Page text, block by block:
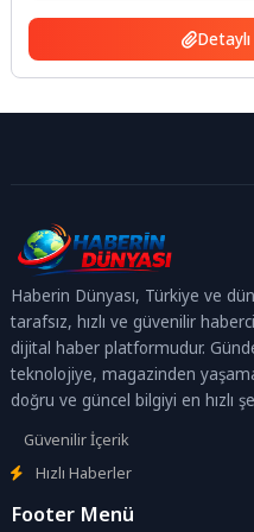
Haberin Dünyası, Türkiye ve
tarafsız, hızlı ve güvenilir
dijital haber platformudur.
teknolojiye, magazinden
doğru ve güncel bilgiyi en hızlı
Güvenilir İçerik
Hızlı Haberler
Footer Menü